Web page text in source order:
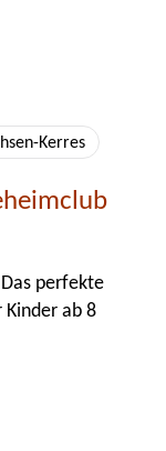
Kerres
perfekte
Kinder ab 8